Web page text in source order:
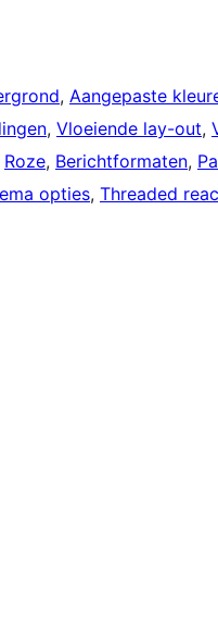
, Aangepaste
, Vloeiende lay-out,
Roze, Berichtformaten,
opties, Threaded